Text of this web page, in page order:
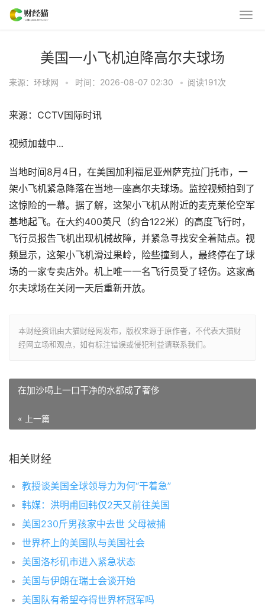
美国一小飞机迫降高尔夫球场
来源：环球网 • 时间：2026-08-07 02:30 • 阅读191次
来源：CCTV国际时讯
视频加载中...
当地时间8月4日，在美国加利福尼亚州萨克拉门托市，一
架小飞机紧急降落在当地一座高尔夫球场。监控视频拍到了
这惊险的一幕。据了解，这架小飞机从附近的麦克莱伦空军
基地起飞。在大约400英尺（约合122米）的高度飞行时，
飞行员报告飞机出现机械故障，并紧急寻找安全着陆点。视
频显示，这架小飞机滑过果岭，险些撞到人，最终停在了球
场的一家专卖店外。机上唯一一名飞行员受了轻伤。这家高
尔夫球场在关闭一天后重新开放。
本财经资讯由大猫财经网发布，版权来源于原作者，不代表大猫财
经网立场和观点，如有标注错误或侵犯利益请联系我们。
在加沙喝上一口干净的水都成了奢侈
« 上一篇
相关财经
教授谈美国全球领导力为何“干着急”
韩媒：洪明甫回韩仅2天又前往美国
美国230斤男孩家中去世 父母被捕
世界杯上的美国队与美国社会
美国洛杉矶市进入紧急状态
美国与伊朗在瑞士会谈开始
美国队有希望夺得世界杯冠军吗